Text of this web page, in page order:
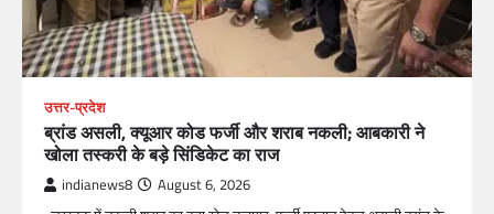
उत्तर-प्रदेश
ब्रांड असली, क्यूआर कोड फर्जी और शराब नकली; आबकारी ने
खोला तस्करी के बड़े सिंडिकेट का राज
indianews8 August 6, 2026